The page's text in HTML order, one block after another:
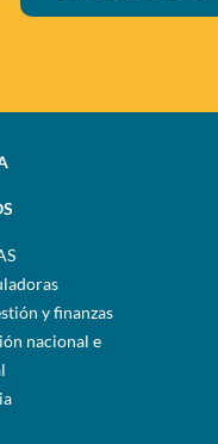
y finanzas
nacional e